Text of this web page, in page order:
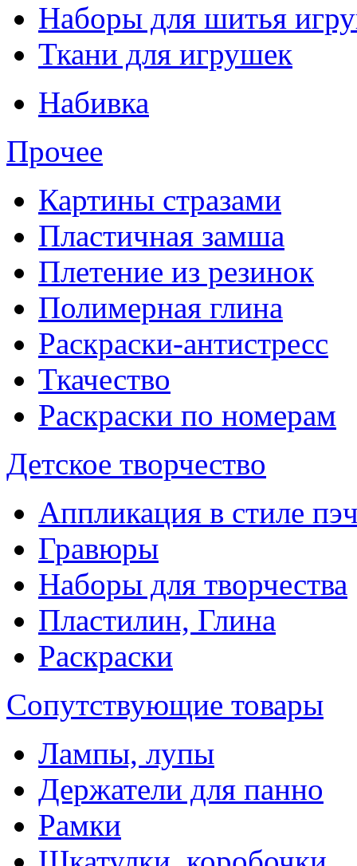
Наборы для шитья
Ткани для игрушек
Набивка
Прочее
Картины стразами
Пластичная замша
Плетение из резинок
Полимерная глина
Раскраски-антистресс
Ткачество
Раскраски по номерам
Детское творчество
Аппликация в стиле
Гравюры
Наборы для творчества
Пластилин, Глина
Раскраски
Сопутствующие товары
Лампы, лупы
Держатели для панно
Рамки